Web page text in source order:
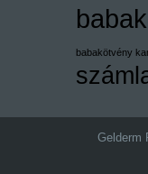
babakötvény
Gelderm